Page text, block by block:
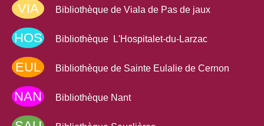
VIA Bibliothèque de Viala de Pas de jaux
HOS Bibliothèque L'Hospitalet-du-Larzac
EUL Bibliothèque de Sainte Eulalie de Cernon
NAN Bibliothèque Nant